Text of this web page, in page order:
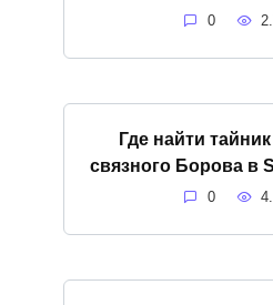
0
Где найти
связного Борова в
0